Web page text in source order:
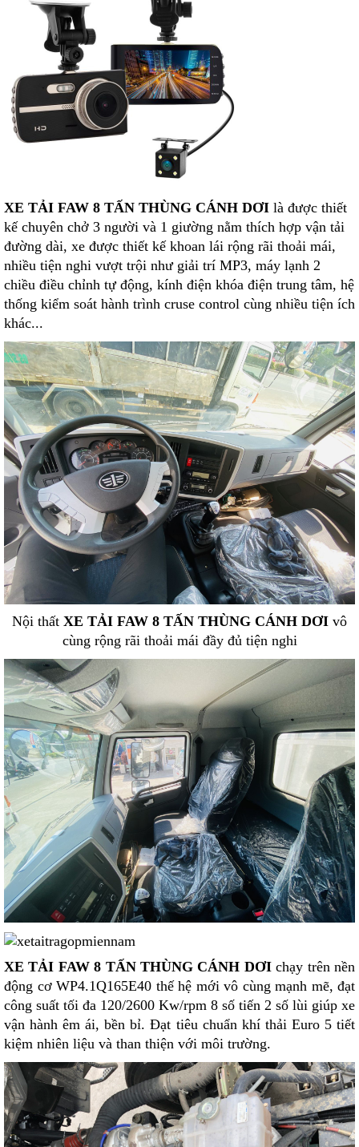
XE TẢI FAW 8 TẤN THÙNG CÁNH DƠI là được thiết
kế chuyên chở 3 người và 1 giường nằm thích hợp vận tải
đường dài, xe được thiết kế khoan lái rộng rãi thoải mái,
nhiều tiện nghi vượt trội như giải trí MP3, máy lạnh 2
chiều điều chỉnh tự động, kính điện khóa điện trung tâm, hệ
thống kiểm soát hành trình cruse control cùng nhiều tiện ích
khác...
Nội thất XE TẢI FAW 8 TẤN THÙNG CÁNH DƠI vô
cùng rộng rãi thoải mái đầy đủ tiện nghi
XE TẢI FAW 8 TẤN THÙNG CÁNH DƠIchạy trên nền
động cơ WP4.1Q165E40 thế hệ mới vô cùng mạnh mẽ, đạt
công suất tối đa 120/2600 Kw/rpm 8 số tiến 2 số lùi giúp xe
vận hành êm ái, bền bỉ. Đạt tiêu chuẩn khí thải Euro 5 tiết
kiệm nhiên liệu và than thiện với môi trường.